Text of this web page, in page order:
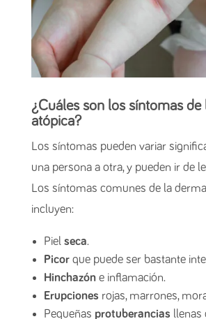
¿Cuáles son los síntomas
atópica?
Los síntomas pueden variar
una persona a otra, y pueden ir de
Los síntomas comunes de la
incluyen:
Piel seca.
Picorque puede ser bastante
Hinchazóne inflamación.
Erupciones rojas, marrones,
Pequeñas protuberancias llenas